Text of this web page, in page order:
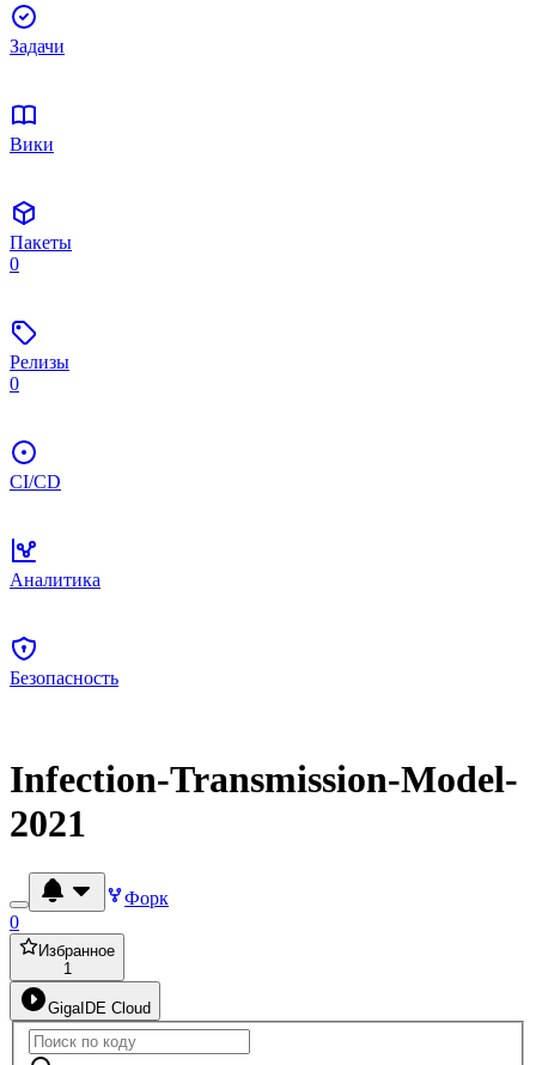
Задачи
Вики
Пакеты
0
Релизы
0
CI/CD
Аналитика
Безопасность
Infection-Transmission-Model-
2021
Форк
0
Избранное
1
GigaIDE Cloud